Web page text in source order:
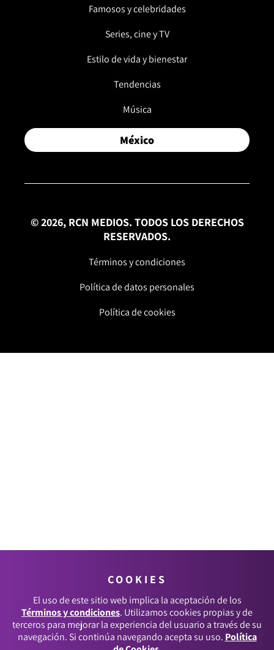
Famosos y celebridades
Series, cine y TV
Estilo de vida y bienestar
Tendencias
Música
México
© 2026, RCN MEDIOS. TODOS LOS DERECHOS
RESERVADOS.
Términos y condiciones
Política de datos personales
Política de cookies
COOKIES
El uso de este sitio web implica la aceptación de los
Términos y condiciones. Utilizamos cookies propias y de
terceros para mejorar la experiencia del usuario a través de su
navegación. Si continúa navegando acepta su uso. Política